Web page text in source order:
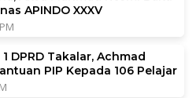
APINDO XXXV
DPRD Takalar, Achmad
PIP Kepada 106 Pelajar